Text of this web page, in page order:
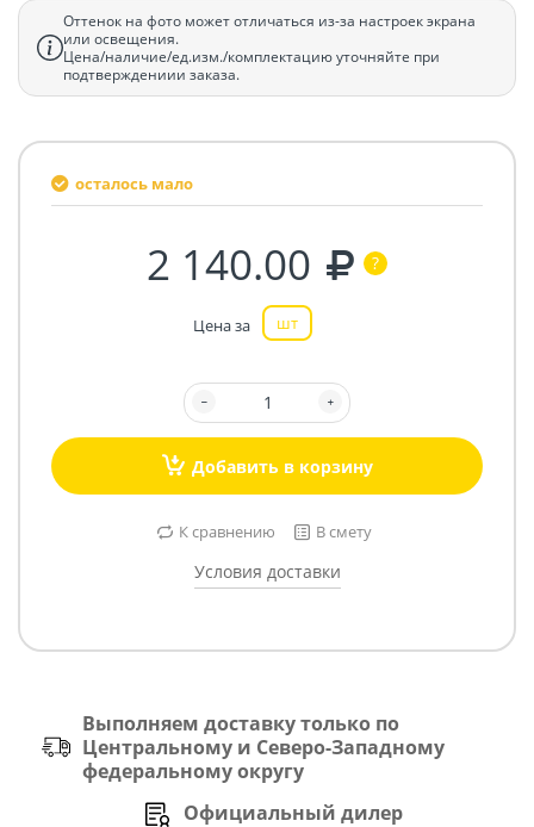
Оттенок на фото может отличаться из-за настроек экрана
или освещения.
Цена/наличие/ед.изм./комплектацию уточняйте при
подтверждениии заказа.
осталось мало
2 140.00
Цена за шт
Добавить в корзину
К сравнению В смету
Условия доставки
Выполняем доставку только по
Центральному и Северо-Западному
федеральному округу
Официальный дилер